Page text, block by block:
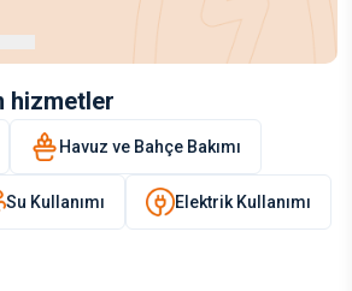
hizmetler
Havuz ve Bahçe Bakımı
Su Kullanımı Elektrik Kullanımı